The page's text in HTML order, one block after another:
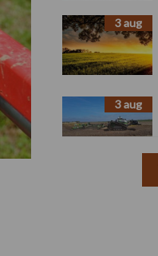
3 aug
3 aug